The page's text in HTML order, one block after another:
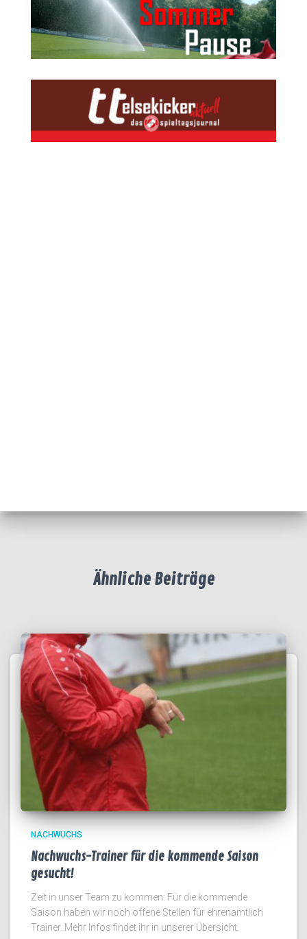
Ähnliche Beiträge
NACHWUCHS
Nachwuchs-Trainer für die kommende Saison
gesucht!
Zeit in unser Team zu kommen: Für die kommende
Saison haben wir noch offene Stellen für ehrenamtlich
Trainer. Mehr Infos findet ihr in unserer Übersicht.